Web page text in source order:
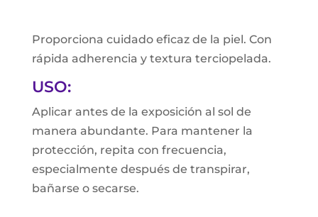
Proporciona cuidado eficaz de la piel. Con
rápida adherencia y textura terciopelada.
USO:
Aplicar antes de la exposición al sol de
manera abundante. Para mantener la
protección, repita con frecuencia,
especialmente después de transpirar,
bañarse o secarse.